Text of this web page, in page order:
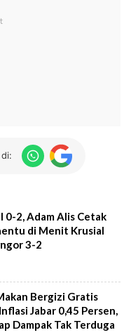
0-2, Adam Alis Cetak
di Menit Krusial
3-2
Bergizi Gratis
Jabar 0,45 Persen,
Dampak Tak Terduga